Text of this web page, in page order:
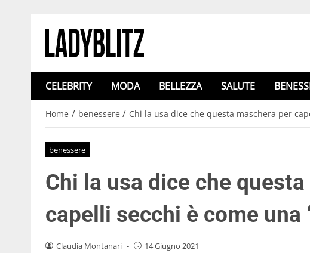
CELEBRITY MODA BELLEZZA SALUTE
Home / benessere / Chi la usa dice che questa maschera per
benessere
Chi la usa dice che
capelli secchi è come una
Claudia Montanari - 14 Giugno 2021